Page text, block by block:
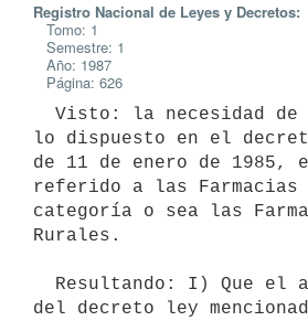
Registro Nacional de Leyes y Decretos:
Tomo: 1
Semestre: 1
Año: 1987
Página: 626
lo dispuesto en el
de 11 de enero de 1985,
referido a las Farmacias
categoría o sea las
Rurales.
del decreto ley